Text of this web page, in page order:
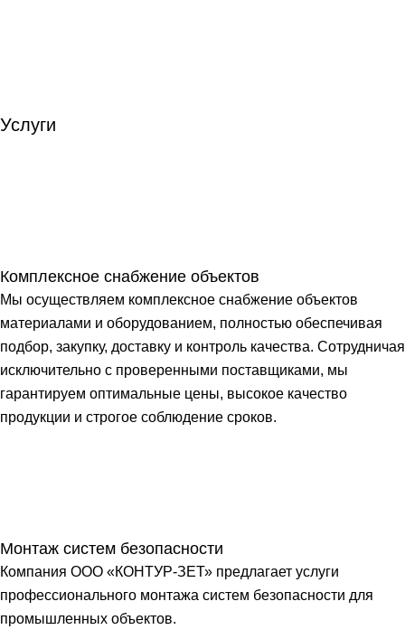
Услуги
Комплексное снабжение объектов
Мы осуществляем комплексное снабжение объектов
материалами и оборудованием, полностью обеспечивая
подбор, закупку, доставку и контроль качества. Сотрудничая
исключительно с проверенными поставщиками, мы
гарантируем оптимальные цены, высокое качество
продукции и строгое соблюдение сроков.
Монтаж систем безопасности
Компания ООО «КОНТУР-ЗЕТ» предлагает услуги
профессионального монтажа систем безопасности для
промышленных объектов.